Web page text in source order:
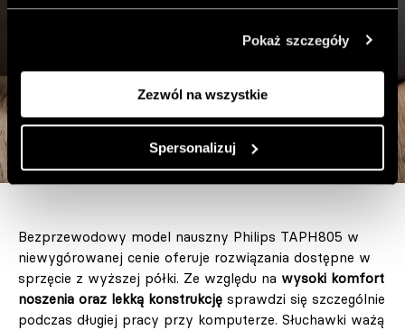
Pokaż szczegóły
Zezwól na wszystkie
Spersonalizuj
Bezprzewodowy model nauszny Philips TAPH805 w
niewygórowanej cenie oferuje rozwiązania dostępne w
sprzęcie z wyższej półki. Ze względu na wysoki komfort
noszenia oraz lekką konstrukcję sprawdzi się szczególnie
podczas długiej pracy przy komputerze. Słuchawki ważą